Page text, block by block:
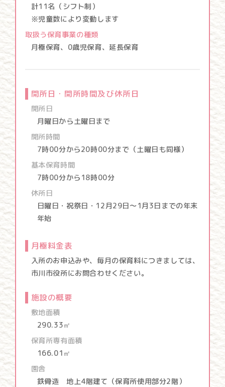
計11名（シフト制）
※児童数により変動します
取扱う保育事業の種類
月極保育、0歳児保育、延長保育
開所日・開所時間及び休所日
開所日
月曜日から土曜日まで
開所時間
7時00分から20時00分まで（土曜日も同様）
基本保育時間
7時00分から18時00分
休所日
日曜日・祝祭日・12月29日～1月3日までの年末
年始
月極料金表
入所のお申込みや、毎月の保育料につきましては、
市川市役所にお問合わせください。
施設の概要
敷地面積
290.33㎡
保育所専有面積
166.01㎡
園舎
鉄骨造 地上4階建て（保育所使用部分2階）